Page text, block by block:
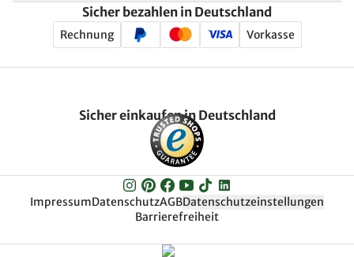
Sicher bezahlen in Deutschland
Rechnung Vorkasse
Sicher einkaufen in Deutschland
ImpressumDatenschutzAGBDatenschutzeinstellungen
Barrierefreiheit